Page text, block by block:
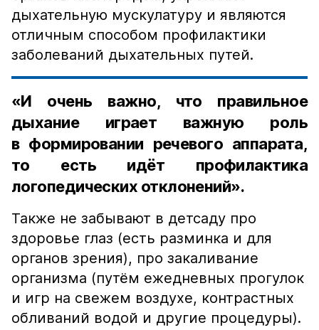
дыхательную мускулатуру и являются
отличным способом профилактики
заболеваний дыхательных путей.
«И очень важно, что правильное
дыхание играет важную роль
в формировании речевого аппарата,
то есть идёт профилактика
логопедических отклонений».
Также не забывают в детсаду про
здоровье глаз (есть разминка и для
органов зрения), про закаливание
организма (путём ежедневных прогулок
и игр на свежем воздухе, контрастных
обливаний водой и другие процедуры).